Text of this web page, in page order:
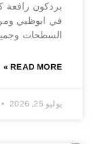
بردكون
في ابوظبي
السطحات وجميع
READ MORE »
يوليو 25, 2026